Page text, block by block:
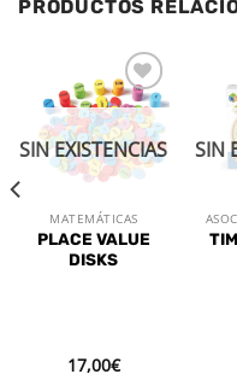
PRODUCTOS
Añadir
a la
lista de
deseos
SIN EXISTENCIAS
MATEMÁTICAS
PLACE VALUE
DISKS
17,00€
SIN